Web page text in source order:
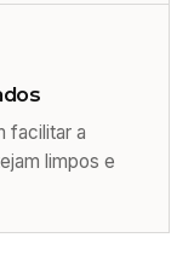
facilitar a
limpos e